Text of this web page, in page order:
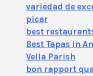
variedad de
picar
best
Best Tapas in
Vella Parish
bon rapport